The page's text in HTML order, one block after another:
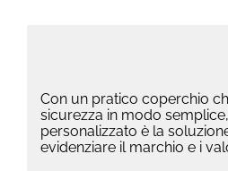
Con un pratico coperchio
sicurezza in modo
personalizzato è la
evidenziare il marchio e i